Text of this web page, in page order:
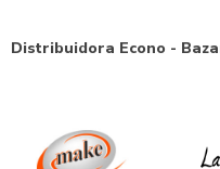
Distribuidora Econo -